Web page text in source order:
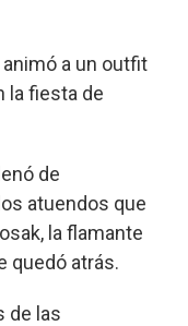
a un outfit
la fiesta de
de
atuendos que
la flamante
quedó atrás.
de las